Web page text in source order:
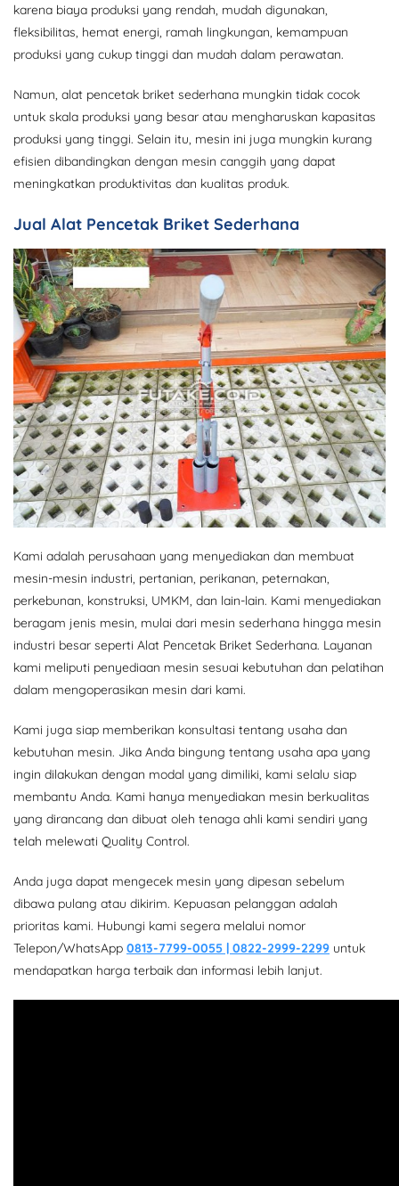
karena biaya produksi yang rendah, mudah digunakan,
fleksibilitas, hemat energi, ramah lingkungan, kemampuan
produksi yang cukup tinggi dan mudah dalam perawatan.
Namun, alat pencetak briket sederhana mungkin tidak cocok
untuk skala produksi yang besar atau mengharuskan kapasitas
produksi yang tinggi. Selain itu, mesin ini juga mungkin kurang
efisien dibandingkan dengan mesin canggih yang dapat
meningkatkan produktivitas dan kualitas produk.
Jual Alat Pencetak Briket Sederhana
Kami adalah perusahaan yang menyediakan dan membuat
mesin-mesin industri, pertanian, perikanan, peternakan,
perkebunan, konstruksi, UMKM, dan lain-lain. Kami menyediakan
beragam jenis mesin, mulai dari mesin sederhana hingga mesin
industri besar seperti Alat Pencetak Briket Sederhana. Layanan
kami meliputi penyediaan mesin sesuai kebutuhan dan pelatihan
dalam mengoperasikan mesin dari kami.
Kami juga siap memberikan konsultasi tentang usaha dan
kebutuhan mesin. Jika Anda bingung tentang usaha apa yang
ingin dilakukan dengan modal yang dimiliki, kami selalu siap
membantu Anda. Kami hanya menyediakan mesin berkualitas
yang dirancang dan dibuat oleh tenaga ahli kami sendiri yang
telah melewati Quality Control.
Anda juga dapat mengecek mesin yang dipesan sebelum
dibawa pulang atau dikirim. Kepuasan pelanggan adalah
prioritas kami. Hubungi kami segera melalui nomor
Telepon/WhatsApp 0813-7799-0055 | 0822-2999-2299 untuk
mendapatkan harga terbaik dan informasi lebih lanjut.